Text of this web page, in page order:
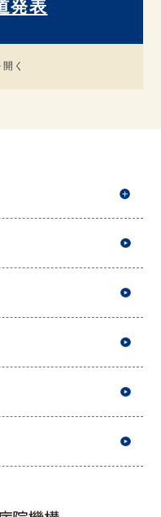
発表
く